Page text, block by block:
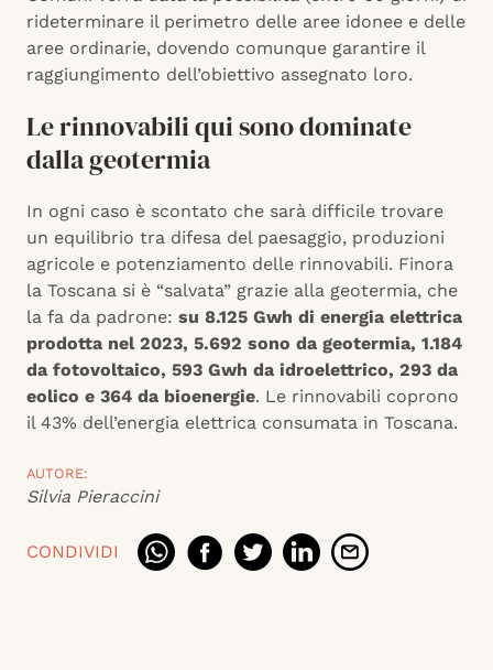
rideterminare il perimetro delle aree idonee e delle
aree ordinarie, dovendo comunque garantire il
raggiungimento dell’obiettivo assegnato loro.
Le rinnovabili qui sono dominate
dalla geotermia
In ogni caso è scontato che sarà difficile trovare
un equilibrio tra difesa del paesaggio, produzioni
agricole e potenziamento delle rinnovabili. Finora
la Toscana si è “salvata” grazie alla geotermia, che
la fa da padrone: su 8.125 Gwh di energia elettrica
prodotta nel 2023, 5.692 sono da geotermia, 1.184
da fotovoltaico, 593 Gwh da idroelettrico, 293 da
eolico e 364 da bioenergie. Le rinnovabili coprono
il 43% dell’energia elettrica consumata in Toscana.
AUTORE:
Silvia Pieraccini
CONDIVIDI